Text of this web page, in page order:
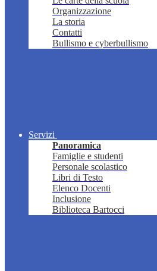
Organizzazione
La storia
Contatti
Bullismo e cyberbullismo
Servizi
Panoramica
Famiglie e studenti
Personale scolastico
Libri di Testo
Elenco Docenti
Inclusione
Biblioteca Bartocci